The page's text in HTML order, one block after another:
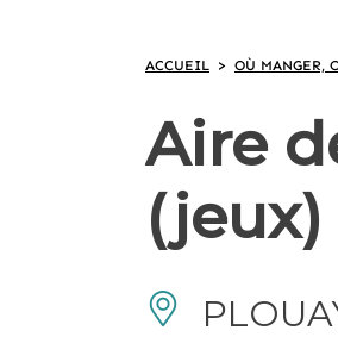
ACCUEIL > OÙ MANGER,
Aire
(jeux)